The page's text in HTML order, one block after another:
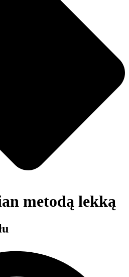
metodą lekką